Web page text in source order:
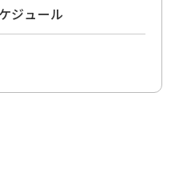
ジュール